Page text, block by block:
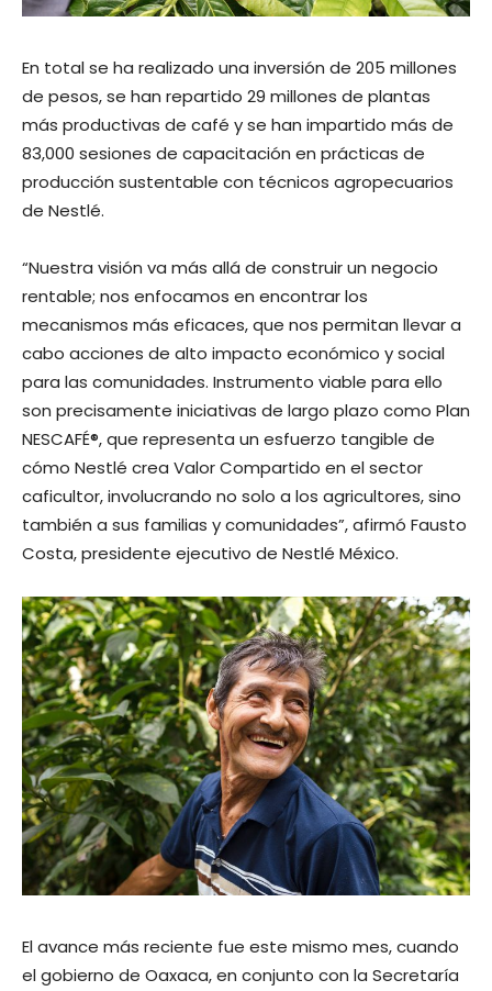
En total se ha realizado una inversión de 205 millones
de pesos, se han repartido 29 millones de plantas
más productivas de café y se han impartido más de
83,000 sesiones de capacitación en prácticas de
producción sustentable con técnicos agropecuarios
de Nestlé.
“Nuestra visión va más allá de construir un negocio
rentable; nos enfocamos en encontrar los
mecanismos más eficaces, que nos permitan llevar a
cabo acciones de alto impacto económico y social
para las comunidades. Instrumento viable para ello
son precisamente iniciativas de largo plazo como Plan
NESCAFÉ®, que representa un esfuerzo tangible de
cómo Nestlé crea Valor Compartido en el sector
caficultor, involucrando no solo a los agricultores, sino
también a sus familias y comunidades”, afirmó Fausto
Costa, presidente ejecutivo de Nestlé México.
El avance más reciente fue este mismo mes, cuando
el gobierno de Oaxaca, en conjunto con la Secretaría